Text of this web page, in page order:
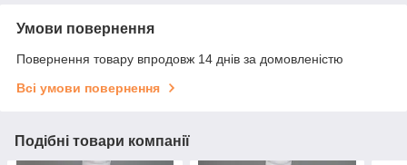
Умови повернення
Повернення товару впродовж 14 днів за домовленістю
Всі умови повернення
Подібні товари компанії